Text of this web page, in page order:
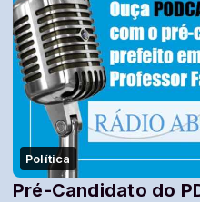
Política
Pré-Candidato do